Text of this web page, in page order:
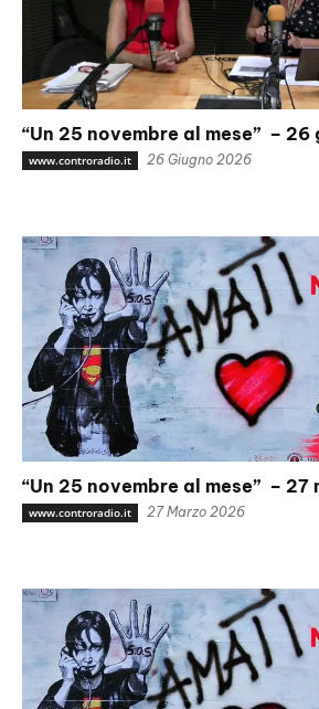
“Un 25 novembre al mese” –
www.controradio.it 26 Giugno 2026
“Un 25 novembre al mese” – 27
www.controradio.it 27 Marzo 2026